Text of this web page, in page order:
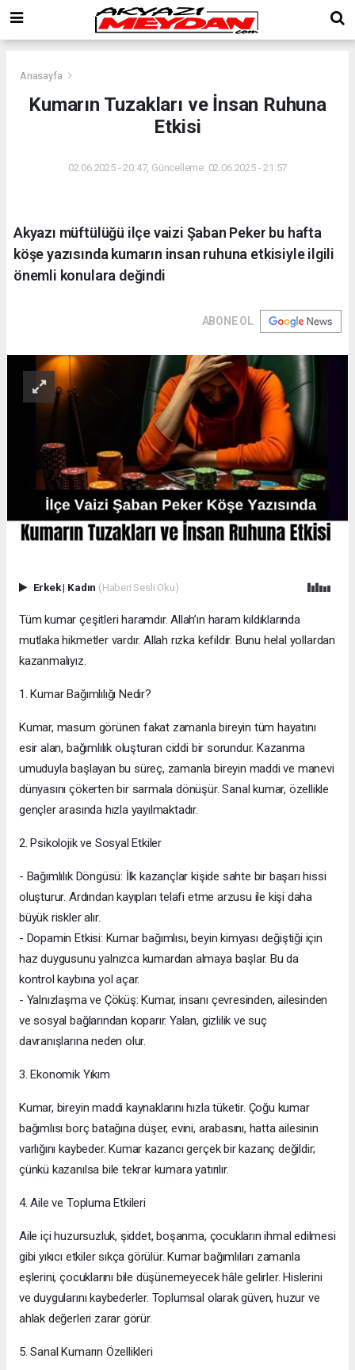
Anasayfa
Kumarın Tuzakları ve İnsan Ruhuna
Etkisi
02.06.2025 - 20:47, Güncelleme: 02.06.2025 - 21:57
Akyazı müftülüğü ilçe vaizi Şaban Peker bu hafta
köşe yazısında kumarın insan ruhuna etkisiyle ilgili
önemli konulara değindi
ABONE OL
Erkek| Kadın (Haberi Sesli Oku)
Tüm kumar çeşitleri haramdır. Allah’ın haram kıldıklarında
mutlaka hikmetler vardır. Allah rızka kefildir. Bunu helal yollardan
kazanmalıyız.
1. Kumar Bağımlılığı Nedir?
Kumar, masum görünen fakat zamanla bireyin tüm hayatını
esir alan, bağımlılık oluşturan ciddi bir sorundur. Kazanma
umuduyla başlayan bu süreç, zamanla bireyin maddi ve manevi
dünyasını çökerten bir sarmala dönüşür. Sanal kumar, özellikle
gençler arasında hızla yayılmaktadır.
2. Psikolojik ve Sosyal Etkiler
- Bağımlılık Döngüsü: İlk kazançlar kişide sahte bir başarı hissi
oluşturur. Ardından kayıpları telafi etme arzusu ile kişi daha
büyük riskler alır.
- Dopamin Etkisi: Kumar bağımlısı, beyin kimyası değiştiği için
haz duygusunu yalnızca kumardan almaya başlar. Bu da
kontrol kaybına yol açar.
- Yalnızlaşma ve Çöküş: Kumar, insanı çevresinden, ailesinden
ve sosyal bağlarından koparır. Yalan, gizlilik ve suç
davranışlarına neden olur.
3. Ekonomik Yıkım
Kumar, bireyin maddi kaynaklarını hızla tüketir. Çoğu kumar
bağımlısı borç batağına düşer, evini, arabasını, hatta ailesinin
varlığını kaybeder. Kumar kazancı gerçek bir kazanç değildir;
çünkü kazanılsa bile tekrar kumara yatırılır.
4. Aile ve Topluma Etkileri
Aile içi huzursuzluk, şiddet, boşanma, çocukların ihmal edilmesi
gibi yıkıcı etkiler sıkça görülür. Kumar bağımlıları zamanla
eşlerini, çocuklarını bile düşünemeyecek hâle gelirler. Hislerini
ve duygularını kaybederler. Toplumsal olarak güven, huzur ve
ahlak değerleri zarar görür.
5. Sanal Kumarın Özellikleri